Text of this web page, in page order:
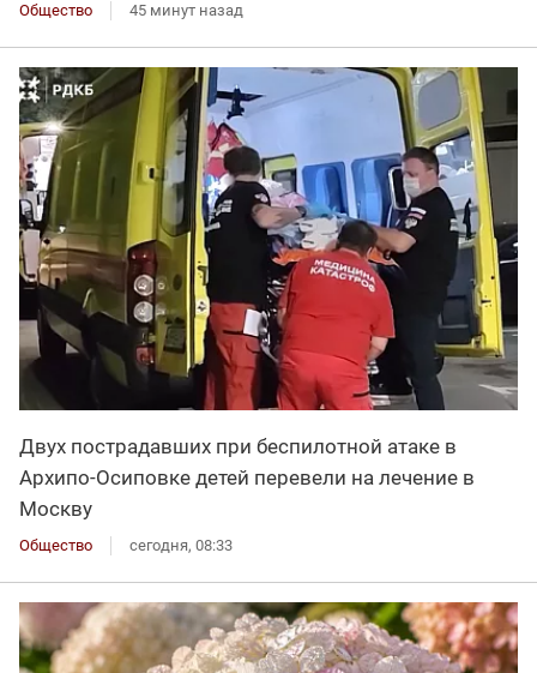
Общество 45 минут назад
Двух пострадавших при беспилотной атаке в
Архипо-Осиповке детей перевели на лечение в
Москву
Общество сегодня, 08:33